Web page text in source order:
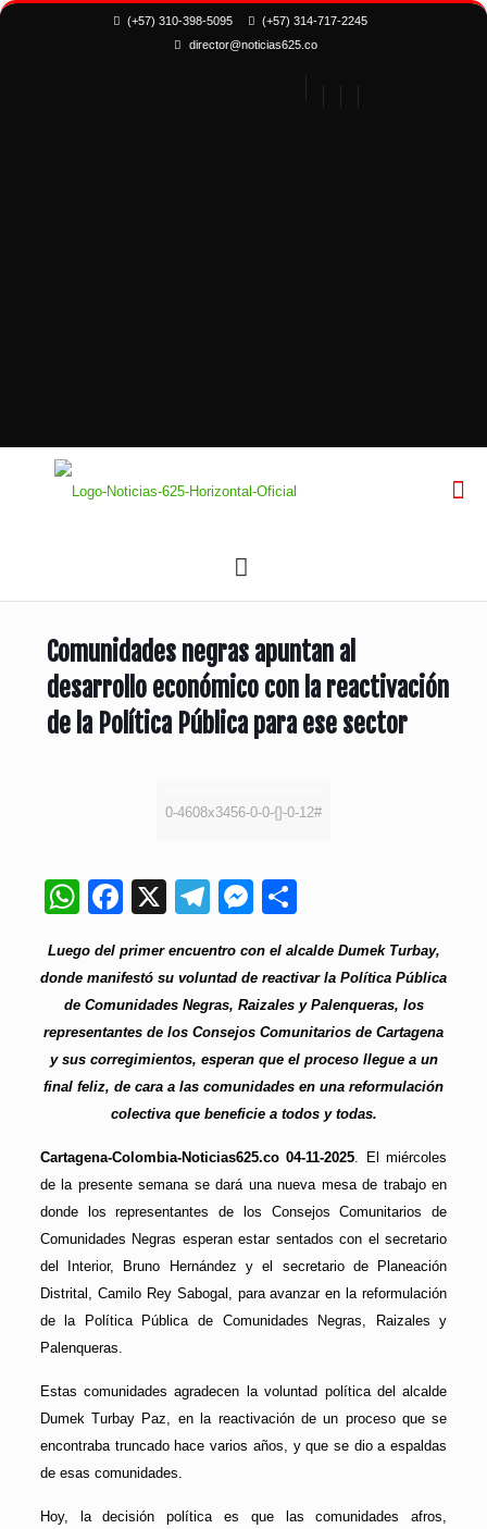
(+57) 310-398-5095
(+57) 314-717-2245
director@noticias625.co
Comunidades negras apuntan al
desarrollo económico con la reactivación
de la Política Pública para ese sector
0-4608x3456-0-0-{}-0-12#
WhatsApp
Facebook
X Telegram
Messenger
Compartir
Luego del primer encuentro con el alcalde Dumek Turbay,
donde manifestó su voluntad de reactivar la Política Pública
de Comunidades Negras, Raizales y Palenqueras, los
representantes de los Consejos Comunitarios de Cartagena
y sus corregimientos, esperan que el proceso llegue a un
final feliz, de cara a las comunidades en una reformulación
colectiva que beneficie a todos y todas.
Cartagena-Colombia-Noticias625.co 04-11-2025 . El miércoles
de la presente semana se dará una nueva mesa de trabajo en
donde los representantes de los Consejos Comunitarios de
Comunidades Negras esperan estar sentados con el secretario
del Interior, Bruno Hernández y el secretario de Planeación
Distrital, Camilo Rey Sabogal, para avanzar en la reformulación
de la Política Pública de Comunidades Negras, Raizales y
Palenqueras.
Estas comunidades agradecen la voluntad política del alcalde
Dumek Turbay Paz, en la reactivación de un proceso que se
encontraba truncado hace varios años, y que se dio a espaldas
de esas comunidades.
Hoy, la decisión política es que las comunidades afros,